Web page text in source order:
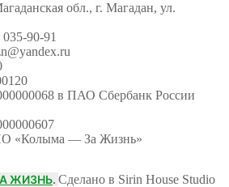
обл., г. Магадан, ул.
90-91
в ПАО Сбербанк России
«Колыма — За Жизнь»
ЖИЗНЬ. Сделано в Sirin House Studio